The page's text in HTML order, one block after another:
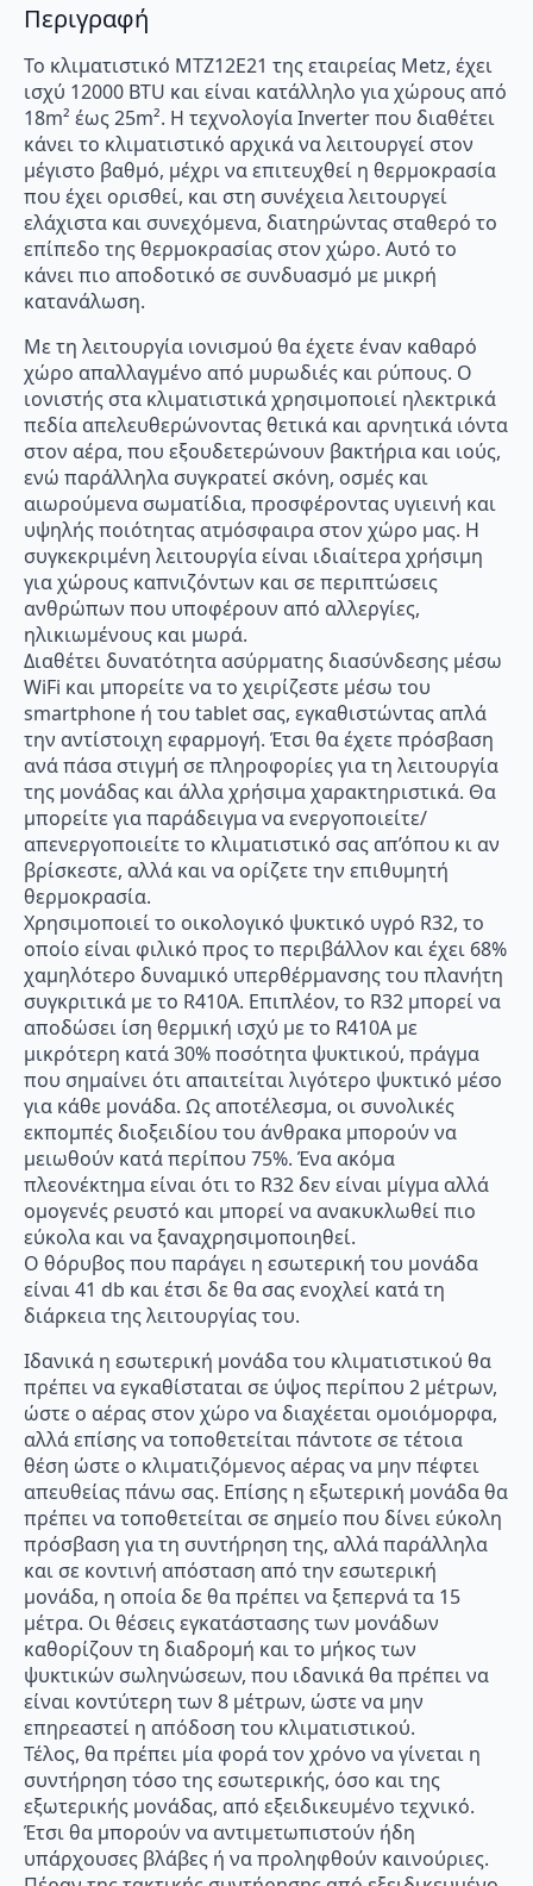
Περιγραφή
Το κλιματιστικό MTZ12E21 της εταιρείας Metz, έχει
ισχύ 12000 BTU και είναι κατάλληλο για χώρους από
18m² έως 25m². Η τεχνολογία Inverter που διαθέτει
κάνει το κλιματιστικό αρχικά να λειτουργεί στον
μέγιστο βαθμό, μέχρι να επιτευχθεί η θερμοκρασία
που έχει ορισθεί, και στη συνέχεια λειτουργεί
ελάχιστα και συνεχόμενα, διατηρώντας σταθερό το
επίπεδο της θερμοκρασίας στον χώρο. Αυτό το
κάνει πιο αποδοτικό σε συνδυασμό με μικρή
κατανάλωση.
Με τη λειτουργία ιονισμού θα έχετε έναν καθαρό
χώρο απαλλαγμένο από μυρωδιές και ρύπους. Ο
ιονιστής στα κλιματιστικά χρησιμοποιεί ηλεκτρικά
πεδία απελευθερώνοντας θετικά και αρνητικά ιόντα
στον αέρα, που εξουδετερώνουν βακτήρια και ιούς,
ενώ παράλληλα συγκρατεί σκόνη, οσμές και
αιωρούμενα σωματίδια, προσφέροντας υγιεινή και
υψηλής ποιότητας ατμόσφαιρα στον χώρο μας. Η
συγκεκριμένη λειτουργία είναι ιδιαίτερα χρήσιμη
για χώρους καπνιζόντων και σε περιπτώσεις
ανθρώπων που υποφέρουν από αλλεργίες,
ηλικιωμένους και μωρά.
Διαθέτει δυνατότητα ασύρματης διασύνδεσης μέσω
WiFi και μπορείτε να το χειρίζεστε μέσω του
smartphone ή του tablet σας, εγκαθιστώντας απλά
την αντίστοιχη εφαρμογή. Έτσι θα έχετε πρόσβαση
ανά πάσα στιγμή σε πληροφορίες για τη λειτουργία
της μονάδας και άλλα χρήσιμα χαρακτηριστικά. Θα
μπορείτε για παράδειγμα να ενεργοποιείτε/
απενεργοποιείτε το κλιματιστικό σας απ’όπου κι αν
βρίσκεστε, αλλά και να ορίζετε την επιθυμητή
θερμοκρασία.
Χρησιμοποιεί το οικολογικό ψυκτικό υγρό R32, το
οποίο είναι φιλικό προς το περιβάλλον και έχει 68%
χαμηλότερο δυναμικό υπερθέρμανσης του πλανήτη
συγκριτικά με το R410A. Επιπλέον, το R32 μπορεί να
αποδώσει ίση θερμική ισχύ με το R410A με
μικρότερη κατά 30% ποσότητα ψυκτικού, πράγμα
που σημαίνει ότι απαιτείται λιγότερο ψυκτικό μέσο
για κάθε μονάδα. Ως αποτέλεσμα, οι συνολικές
εκπομπές διοξειδίου του άνθρακα μπορούν να
μειωθούν κατά περίπου 75%. Ένα ακόμα
πλεονέκτημα είναι ότι το R32 δεν είναι μίγμα αλλά
ομογενές ρευστό και μπορεί να ανακυκλωθεί πιο
εύκολα και να ξαναχρησιμοποιηθεί.
Ο θόρυβος που παράγει η εσωτερική του μονάδα
είναι 41 db και έτσι δε θα σας ενοχλεί κατά τη
διάρκεια της λειτουργίας του.
Ιδανικά η εσωτερική μονάδα του κλιματιστικού θα
πρέπει να εγκαθίσταται σε ύψος περίπου 2 μέτρων,
ώστε ο αέρας στον χώρο να διαχέεται ομοιόμορφα,
αλλά επίσης να τοποθετείται πάντοτε σε τέτοια
θέση ώστε ο κλιματιζόμενος αέρας να μην πέφτει
απευθείας πάνω σας. Επίσης η εξωτερική μονάδα θα
πρέπει να τοποθετείται σε σημείο που δίνει εύκολη
πρόσβαση για τη συντήρηση της, αλλά παράλληλα
και σε κοντινή απόσταση από την εσωτερική
μονάδα, η οποία δε θα πρέπει να ξεπερνά τα 15
μέτρα. Οι θέσεις εγκατάστασης των μονάδων
καθορίζουν τη διαδρομή και το μήκος των
ψυκτικών σωληνώσεων, που ιδανικά θα πρέπει να
είναι κοντύτερη των 8 μέτρων, ώστε να μην
επηρεαστεί η απόδοση του κλιματιστικού.
Τέλος, θα πρέπει μία φορά τον χρόνο να γίνεται η
συντήρηση τόσο της εσωτερικής, όσο και της
εξωτερικής μονάδας, από εξειδικευμένο τεχνικό.
Έτσι θα μπορούν να αντιμετωπιστούν ήδη
υπάρχουσες βλάβες ή να προληφθούν καινούριες.